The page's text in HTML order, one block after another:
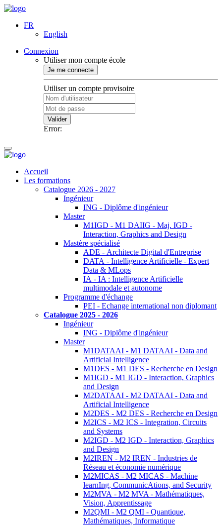
FR
English
Connexion
Utiliser mon compte école
Je me connecte
Utiliser un compte provisoire
Valider
Error:
Accueil
Les formations
Catalogue 2026 - 2027
Ingénieur
ING - Diplôme d'ingénieur
Master
M1IGD - M1 DAIIG - Maj. IGD -
Interaction, Graphics and Design
Mastère spécialisé
ADE - Architecte Digital d'Entreprise
DATA - Intelligence Artificielle - Expert
Data & MLops
IA - IA : Intelligence Artificielle
multimodale et autonome
Programme d'échange
PEI - Echange international non diplomant
Catalogue 2025 - 2026
Ingénieur
ING - Diplôme d'ingénieur
Master
M1DATAAI - M1 DATAAI - Data and
Artificial Intelligence
M1DES - M1 DES - Recherche en Design
M1IGD - M1 IGD - Interaction, Graphics
and Design
M2DATAAI - M2 DATAAI - Data and
Artificial Intelligence
M2DES - M2 DES - Recherche en Design
M2ICS - M2 ICS - Integration, Circuits
and Systems
M2IGD - M2 IGD - Interaction, Graphics
and Design
M2IREN - M2 IREN - Industries de
Réseau et économie numérique
M2MICAS - M2 MICAS - Machine
learnIng, CommunicAtions, and Security
M2MVA - M2 MVA - Mathématiques,
Vision, Apprentissage
M2QMI - M2 QMI - Quantique,
Mathématiques, Informatique